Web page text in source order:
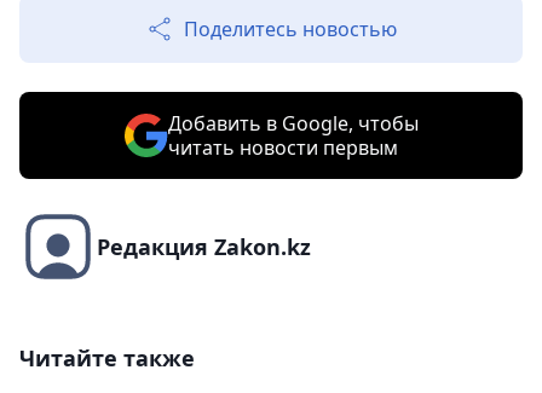
Поделитесь новостью
Добавить в Google, чтобы
читать новости первым
Редакция Zakon.kz
Читайте также